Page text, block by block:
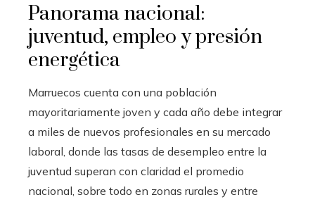
Panorama nacional:
juventud, empleo y presión
energética
Marruecos cuenta con una población
mayoritariamente joven y cada año debe integrar
a miles de nuevos profesionales en su mercado
laboral, donde las tasas de desempleo entre la
juventud superan con claridad el promedio
nacional, sobre todo en zonas rurales y entre